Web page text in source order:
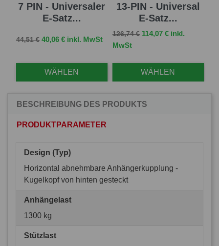
7 PIN - Universaler
E-Satz...
Verkaufspreis
44,51 € Preis
40,06 € inkl. MwSt
WÄHLEN
13-PIN - Universal
E-Satz...
Verkaufspreis
126,74 € Preis
114,07 € inkl.
MwSt
WÄHLEN
BESCHREIBUNG DES PRODUKTS
PRODUKTPARAMETER
Design (Typ)
Horizontal abnehmbare Anhängerkupplung -
Kugelkopf von hinten gesteckt
Anhängelast
1300 kg
Stützlast